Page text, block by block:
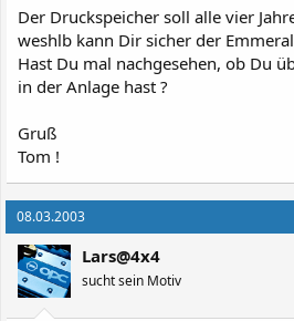
Der Druckspeicher soll alle vier
weshlb kann Dir sicher der
Hast Du mal nachgesehen, ob Du
in der Anlage hast ?
Gruß
Tom !
08.03.2003
Lars@4x4
sucht sein Motiv